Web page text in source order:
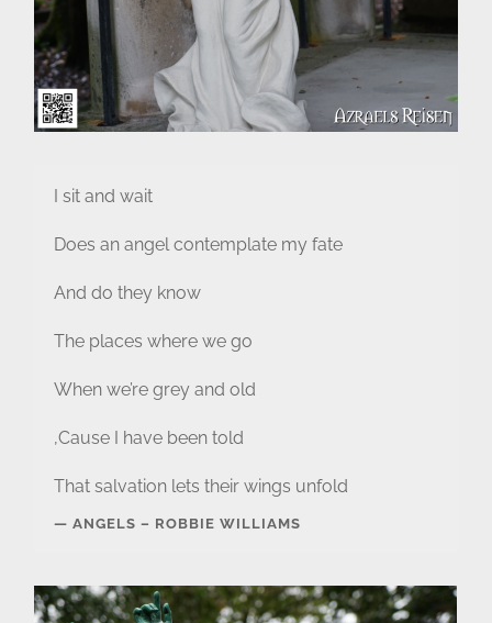
I sit and wait
Does an angel contemplate my fate
And do they know
The places where we go
When we’re grey and old
‚Cause I have been told
That salvation lets their wings unfold
ANGELS – ROBBIE WILLIAMS